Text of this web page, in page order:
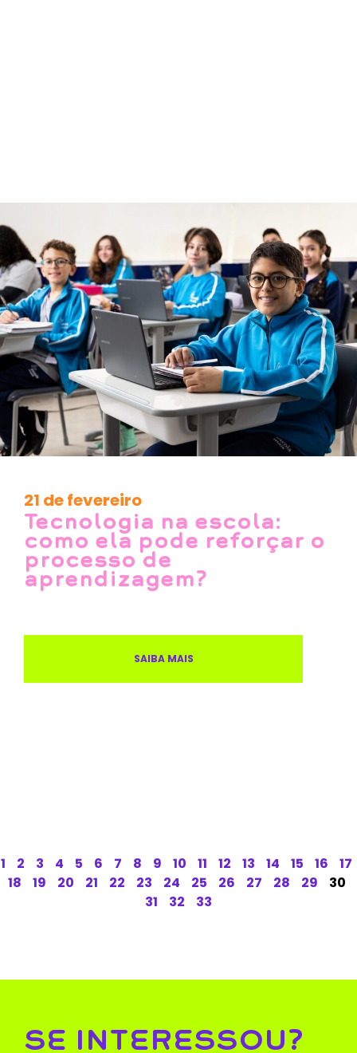
21 de fevereiro
Tecnologia na escola:
como ela pode reforçar o
processo de
aprendizagem?
SAIBA MAIS
1 2 3 4 5 6 7 8 9 10 11 12 13 14 15 16
17
18
19 20 21 22 23 24 25 26 27 28 29
30
31
32 33
SE INTERESSOU?